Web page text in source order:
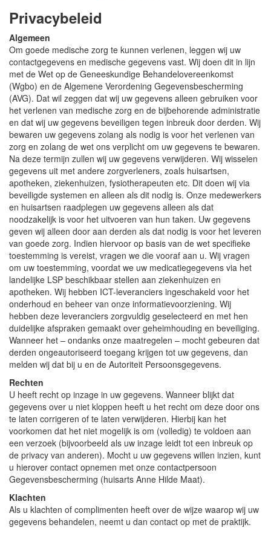
Privacybeleid
Algemeen
Om goede medische zorg te kunnen verlenen, leggen wij uw
contactgegevens en medische gegevens vast. Wij doen dit in lijn
met de Wet op de Geneeskundige Behandelovereenkomst
(Wgbo) en de Algemene Verordening Gegevensbescherming
(AVG). Dat wil zeggen dat wij uw gegevens alleen gebruiken voor
het verlenen van medische zorg en de bijbehorende administratie
en dat wij uw gegevens beveiligen tegen inbreuk door derden. Wij
bewaren uw gegevens zolang als nodig is voor het verlenen van
zorg en zolang de wet ons verplicht om uw gegevens te bewaren.
Na deze termijn zullen wij uw gegevens verwijderen. Wij wisselen
gegevens uit met andere zorgverleners, zoals huisartsen,
apotheken, ziekenhuizen, fysiotherapeuten etc. Dit doen wij via
beveiligde systemen en alleen als dit nodig is. Onze medewerkers
en huisartsen raadplegen uw gegevens alleen als dat
noodzakelijk is voor het uitvoeren van hun taken. Uw gegevens
geven wij alleen door aan derden als dat nodig is voor het leveren
van goede zorg. Indien hiervoor op basis van de wet specifieke
toestemming is vereist, vragen we die vooraf aan u. Wij vragen
om uw toestemming, voordat we uw medicatiegegevens via het
landelijke LSP beschikbaar stellen aan ziekenhuizen en
apotheken. Wij hebben ICT-leveranciers ingeschakeld voor het
onderhoud en beheer van onze informatievoorziening. Wij
hebben deze leveranciers zorgvuldig geselecteerd en met hen
duidelijke afspraken gemaakt over geheimhouding en beveiliging.
Wanneer het – ondanks onze maatregelen – mocht gebeuren dat
derden ongeautoriseerd toegang krijgen tot uw gegevens, dan
melden wij dat bij u en de Autoriteit Persoonsgegevens.
Rechten
U heeft recht op inzage in uw gegevens. Wanneer blijkt dat
gegevens over u niet kloppen heeft u het recht om deze door ons
te laten corrigeren of te laten verwijderen. Hierbij kan het
voorkomen dat het niet mogelijk is om (volledig) te voldoen aan
een verzoek (bijvoorbeeld als uw inzage leidt tot een inbreuk op
de privacy van anderen). Mocht u uw gegevens willen inzien, kunt
u hierover contact opnemen met onze contactpersoon
Gegevensbescherming (huisarts Anne Hilde Maat).
Klachten
Als u klachten of complimenten heeft over de wijze waarop wij uw
gegevens behandelen, neemt u dan contact op met de praktijk.